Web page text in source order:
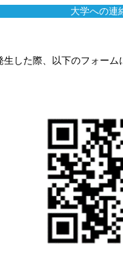
大学への連
した際、以下のフォーム